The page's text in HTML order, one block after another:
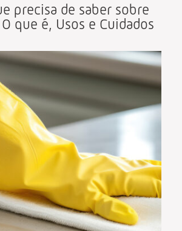
precisa de saber sobre
que é, Usos e Cuidados